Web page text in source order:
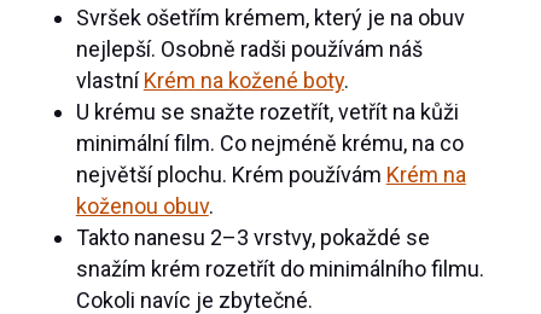
Svršek ošetřím krémem, který je na obuv
nejlepší. Osobně radši používám náš
vlastní Krém na kožené boty.
U krému se snažte rozetřít, vetřít na kůži
minimální film. Co nejméně krému, na co
největší plochu. Krém používám Krém na
koženou obuv.
Takto nanesu 2–3 vrstvy, pokaždé se
snažím krém rozetřít do minimálního filmu.
Cokoli navíc je zbytečné.